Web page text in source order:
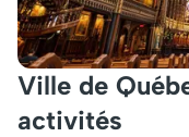
Ville de
activités